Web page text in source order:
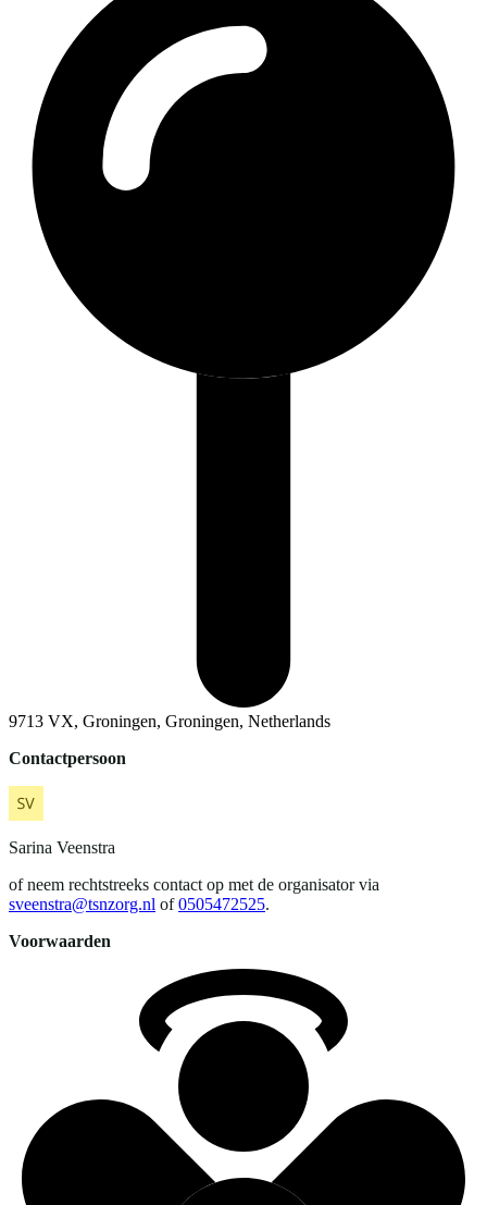
9713 VX, Groningen, Groningen, Netherlands
Contactpersoon
Sarina Veenstra
of neem rechtstreeks contact op met de organisator via
sveenstra@tsnzorg.nl of 0505472525.
Voorwaarden